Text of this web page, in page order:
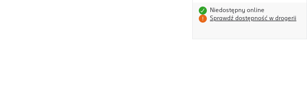
Niedostępny online
Sprawdź dostępność w drogerii